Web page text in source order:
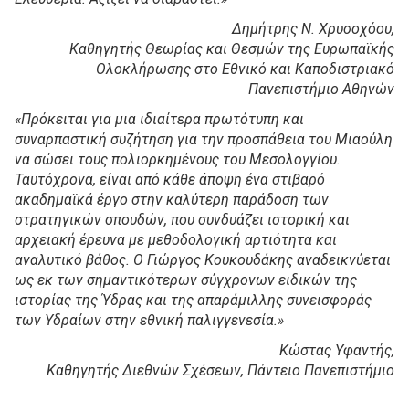
Δημήτρης Ν. Χρυσοχόου,
Καθηγητής Θεωρίας και Θεσμών της Ευρωπαϊκής
Ολοκλήρωσης στο Εθνικό και Καποδιστριακό
Πανεπιστήμιο Αθηνών
«Πρόκειται για μια ιδιαίτερα πρωτότυπη και
συναρπαστική συζήτηση για την προσπάθεια του Μιαούλη
να σώσει τους πολιορκημένους του Μεσολογγίου.
Ταυτόχρονα, είναι από κάθε άποψη ένα στιβαρό
ακαδημαϊκά έργο στην καλύτερη παράδοση των
στρατηγικών σπουδών, που συνδυάζει ιστορική και
αρχειακή έρευνα με μεθοδολογική αρτιότητα και
αναλυτικό βάθος. Ο Γιώργος Κουκουδάκης αναδεικνύεται
ως εκ των σημαντικότερων σύγχρονων ειδικών της
ιστορίας της Ύδρας και της απαράμιλλης συνεισφοράς
των Υδραίων στην εθνική παλιγγενεσία.»
Κώστας Υφαντής,
Καθηγητής Διεθνών Σχέσεων, Πάντειο Πανεπιστήμιο